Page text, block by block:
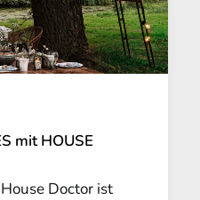
mit HOUSE
Doctor ist